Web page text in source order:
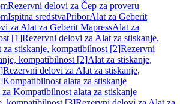
Rezervni delovi za Čep za proveru
Ispitna sredstvaPriborAlat za Geberit
za Alat za Geberit MapressAlat za
[1]Rezervni delovi za Alat za stiskanje,
za stiskanje, kompatibilnost [2]Rezervni
kompatibilnost [2]Alat za stiskanje,
Rezervni delovi za Alat za stiskanje,
Kompatibilnost alata za stiskanje
Kompatibilnost alata za stiskanje